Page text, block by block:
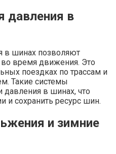
давления в
в шинах позволяют
время движения. Это
поездках по трассам и
Такие системы
в шинах, что
и сохранить ресурс шин.
и зимние